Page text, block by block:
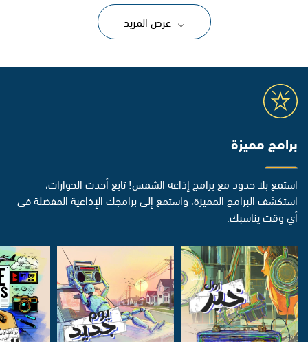
عرض المزيد
برامج مميزة
استمع بلا حدود مع برامج إذاعة الشمس! تابع أحدث الحوارات،
استكشف البرامج المميزة، واستمع إلى برامجك الإذاعية المفضلة في
أي وقت يناسبك.